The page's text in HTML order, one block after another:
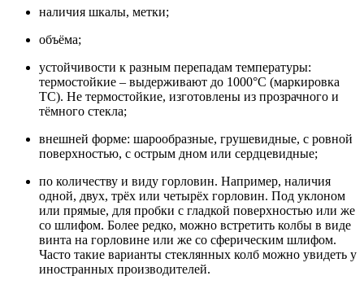
наличия шкалы, метки;
объёма;
устойчивости к разным перепадам температуры:
термостойкие – выдерживают до 1000°С (маркировка
ТС). Не термостойкие, изготовлены из прозрачного и
тёмного стекла;
внешней форме: шарообразные, грушевидные, с ровной
поверхностью, с острым дном или сердцевидные;
по количеству и виду горловин. Например, наличия
одной, двух, трёх или четырёх горловин. Под уклоном
или прямые, для пробки с гладкой поверхностью или же
со шлифом. Более редко, можно встретить колбы в виде
винта на горловине или же со сферическим шлифом.
Часто такие варианты стеклянных колб можно увидеть у
иностранных производителей.